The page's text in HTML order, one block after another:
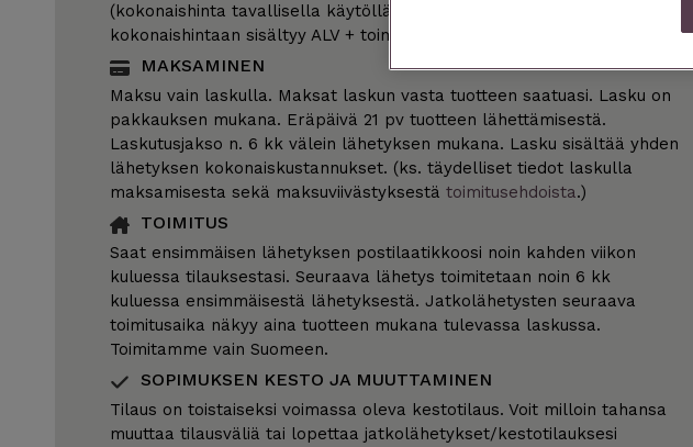
(kokonaishinta tavallisella käytöllä: n. 9,15 €/kk). Tuotteen
kokonaishintaan sisältyy ALV + toimituskulut.
MAKSAMINEN
Maksu vain laskulla. Maksat laskun vasta tuotteen saatuasi. Lasku on
pakkauksen mukana. Eräpäivä 21 pv tuotteen lähettämisestä.
Laskutusjakso n. 6 kk välein lähetyksen mukana. Lasku sisältää yhden
lähetyksen kokonaiskustannukset. (ks. täydelliset tiedot laskulla
maksamisesta sekä maksuviivästyksestä toimitusehdoista.)
TOIMITUS
Saat ensimmäisen lähetyksen postilaatikkoosi noin kahden viikon
kuluessa tilauksestasi. Seuraava lähetys toimitetaan noin 6 kk
kuluessa ensimmäisestä lähetyksestä. Jatkolähetysten seuraava
toimitusaika näkyy aina tuotteen mukana tulevassa laskussa.
Toimitamme vain Suomeen.
SOPIMUKSEN KESTO JA MUUTTAMINEN
Tilaus on toistaiseksi voimassa oleva kestotilaus. Voit milloin tahansa
muuttaa tilausväliä tai lopettaa jatkolähetykset/kestotilauksesi